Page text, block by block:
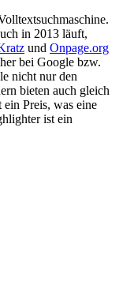
in 2013 läuft,
und Onpage.org
bei Google bzw.
nicht nur den
bieten auch gleich
ein Preis, was eine
ist ein